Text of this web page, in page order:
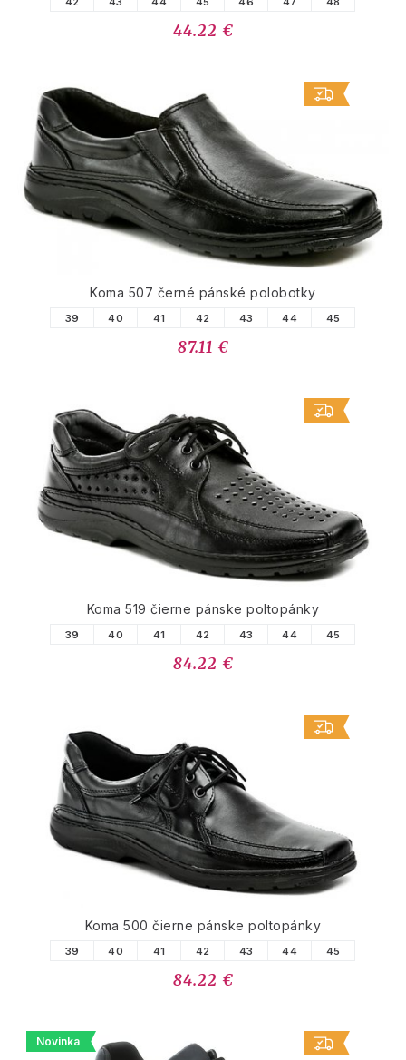
44.22 €
Koma 507 černé pánské polobotky
39 40 41 42 43 44 45
87.11 €
Koma 519 čierne pánske poltopánky
39 40 41 42 43 44 45
84.22 €
Koma 500 čierne pánske poltopánky
39 40 41 42 43 44 45
84.22 €
Novinka